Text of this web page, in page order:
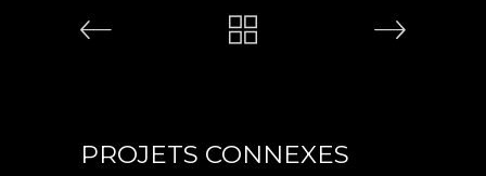
PROJETS CONNEXES